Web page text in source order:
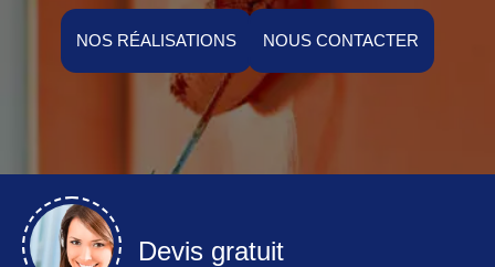
NOS RÉALISATIONS NOUS CONTACTER
Devis gratuit